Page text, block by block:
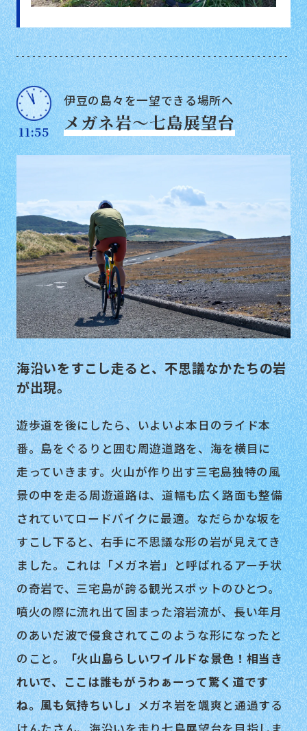
11:55
伊豆の島々を一望できる場所へ
メガネ岩〜七島展望台
海沿いをすこし走ると、不思議なかたちの岩
が出現。
遊歩道を後にしたら、いよいよ本日のライド本
番。島をぐるりと囲む周遊道路を、海を横目に
走っていきます。火山が作り出す三宅島独特の風
景の中を走る周遊道路は、道幅も広く路面も整備
されていてロードバイクに最適。なだらかな坂を
すこし下ると、右手に不思議な形の岩が見えてき
ました。これは「メガネ岩」と呼ばれるアーチ状
の奇岩で、三宅島が誇る観光スポットのひとつ。
噴火の際に流れ出て固まった溶岩流が、長い年月
のあいだ波で侵食されてこのような形になったと
のこと。「火山島らしいワイルドな景色！相当き
れいで、ここは誰もがうわぁーって驚く道です
ね。風も気持ちいし」メガネ岩を颯爽と通過する